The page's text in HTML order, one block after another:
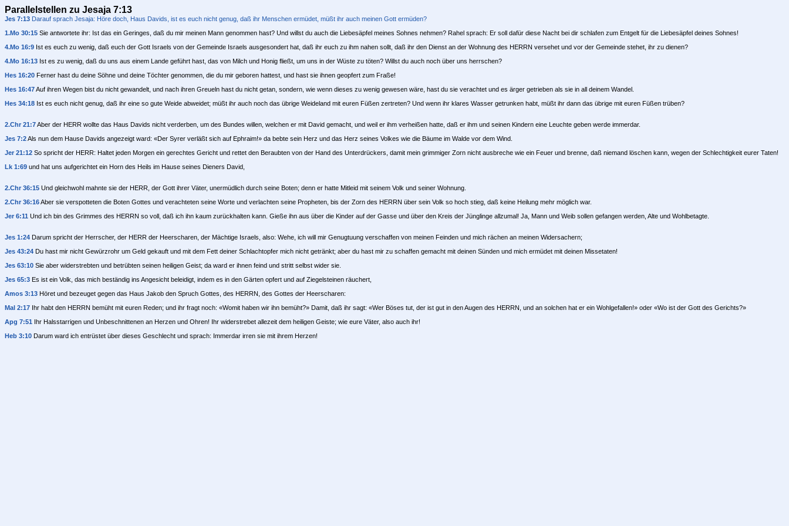
Parallelstellen zu Jesaja 7:13
Jes 7:13 Darauf sprach Jesaja: Höre doch, Haus Davids, ist es euch nicht genug, daß ihr Menschen ermüdet, müßt ihr auch meinen Gott ermüden?
1.Mo 30:15 Sie antwortete ihr: Ist das ein Geringes, daß du mir meinen Mann genommen hast? Und willst du auch die Liebesäpfel meines Sohnes nehmen? Rahel sprach: Er soll dafür diese Nacht bei dir schlafen zum Entgelt für die Liebesäpfel deines Sohnes!
4.Mo 16:9 Ist es euch zu wenig, daß euch der Gott Israels von der Gemeinde Israels ausgesondert hat, daß ihr euch zu ihm nahen sollt, daß ihr den Dienst an der Wohnung des HERRN versehet und vor der Gemeinde stehet, ihr zu dienen?
4.Mo 16:13 Ist es zu wenig, daß du uns aus einem Lande geführt hast, das von Milch und Honig fließt, um uns in der Wüste zu töten? Willst du auch noch über uns herrschen?
Hes 16:20 Ferner hast du deine Söhne und deine Töchter genommen, die du mir geboren hattest, und hast sie ihnen geopfert zum Fraße!
Hes 16:47Auf ihren Wegen bist du nicht gewandelt, und nach ihren Greueln hast du nicht getan, sondern, wie wenn dieses zu wenig gewesen wäre, hast du sie verachtet und es ärger getrieben als sie in all deinem Wandel.
Hes 34:18 Ist es euch nicht genug, daß ihr eine so gute Weide abweidet; müßt ihr auch noch das übrige Weideland mit euren Füßen zertreten? Und wenn ihr klares Wasser getrunken habt, müßt ihr dann das übrige mit euren Füßen trüben?
2.Chr 21:7Aber der HERR wollte das Haus Davids nicht verderben, um des Bundes willen, welchen er mit David gemacht, und weil er ihm verheißen hatte, daß er ihm und seinen Kindern eine Leuchte geben werde immerdar.
Jes 7:2Als nun dem Hause Davids angezeigt ward: «Der Syrer verläßt sich auf Ephraim!» da bebte sein Herz und das Herz seines Volkes wie die Bäume im Walde vor dem Wind.
Jer 21:12 So spricht der HERR: Haltet jeden Morgen ein gerechtes Gericht und rettet den Beraubten von der Hand des Unterdrückers, damit mein grimmiger Zorn nicht ausbreche wie ein Feuer und brenne, daß niemand löschen kann, wegen der Schlechtigkeit eurer Taten!
Lk 1:69 und hat uns aufgerichtet ein Horn des Heils im Hause seines Dieners David,
2.Chr 36:15 Und gleichwohl mahnte sie der HERR, der Gott ihrer Väter, unermüdlich durch seine Boten; denn er hatte Mitleid mit seinem Volk und seiner Wohnung.
2.Chr 36:16Aber sie verspotteten die Boten Gottes und verachteten seine Worte und verlachten seine Propheten, bis der Zorn des HERRN über sein Volk so hoch stieg, daß keine Heilung mehr möglich war.
Jer 6:11 Und ich bin des Grimmes des HERRN so voll, daß ich ihn kaum zurückhalten kann. Gieße ihn aus über die Kinder auf der Gasse und über den Kreis der Jünglinge allzumal! Ja, Mann und Weib sollen gefangen werden, Alte und Wohlbetagte.
Jes 1:24 Darum spricht der Herrscher, der HERR der Heerscharen, der Mächtige Israels, also: Wehe, ich will mir Genugtuung verschaffen von meinen Feinden und mich rächen an meinen Widersachern;
Jes 43:24 Du hast mir nicht Gewürzrohr um Geld gekauft und mit dem Fett deiner Schlachtopfer mich nicht getränkt; aber du hast mir zu schaffen gemacht mit deinen Sünden und mich ermüdet mit deinen Missetaten!
Jes 63:10 Sie aber widerstrebten und betrübten seinen heiligen Geist; da ward er ihnen feind und stritt selbst wider sie.
Jes 65:3 Es ist ein Volk, das mich beständig ins Angesicht beleidigt, indem es in den Gärten opfert und auf Ziegelsteinen räuchert,
Amos 3:13 Höret und bezeuget gegen das Haus Jakob den Spruch Gottes, des HERRN, des Gottes der Heerscharen:
Mal 2:17 Ihr habt den HERRN bemüht mit euren Reden; und ihr fragt noch: «Womit haben wir ihn bemüht?» Damit, daß ihr sagt: «Wer Böses tut, der ist gut in den Augen des HERRN, und an solchen hat er ein Wohlgefallen!» oder «Wo ist der Gott des Gerichts?»
Apg 7:51 Ihr Halsstarrigen und Unbeschnittenen an Herzen und Ohren! Ihr widerstrebet allezeit dem heiligen Geiste; wie eure Väter, also auch ihr!
Heb 3:10 Darum ward ich entrüstet über dieses Geschlecht und sprach: Immerdar irren sie mit ihrem Herzen!